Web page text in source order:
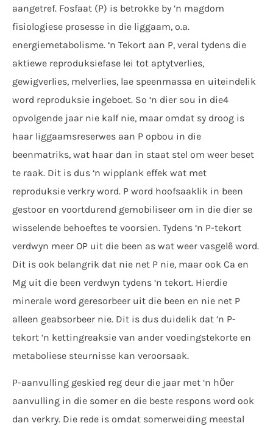
aangetref. Fosfaat (P) is betrokke by ‘n magdom
fisiologiese prosesse in die liggaam, o.a.
energiemetabolisme. ‘n Tekort aan P, veral tydens die
aktiewe reproduksiefase lei tot aptytverlies,
gewigverlies, melverlies, lae speenmassa en uiteindelik
word reproduksie ingeboet. So ‘n dier sou in die4
opvolgende jaar nie kalf nie, maar omdat sy droog is
haar liggaamsreserwes aan P opbou in die
beenmatriks, wat haar dan in staat stel om weer beset
te raak. Dit is dus ‘n wipplank effek wat met
reproduksie verkry word. P word hoofsaaklik in been
gestoor en voortdurend gemobiliseer om in die dier se
wisselende behoeftes te voorsien. Tydens ‘n P-tekort
verdwyn meer OP uit die been as wat weer vasgelê word.
Dit is ook belangrik dat nie net P nie, maar ook Ca en
Mg uit die been verdwyn tydens ‘n tekort. Hierdie
minerale word geresorbeer uit die been en nie net P
alleen geabsorbeer nie. Dit is dus duidelik dat ‘n P-
tekort ‘n kettingreaksie van ander voedingstekorte en
metaboliese steurnisse kan veroorsaak.
P-aanvulling geskied reg deur die jaar met ‘n hÖer
aanvulling in die somer en die beste respons word ook
dan verkry. Die rede is omdat somerweiding meestal